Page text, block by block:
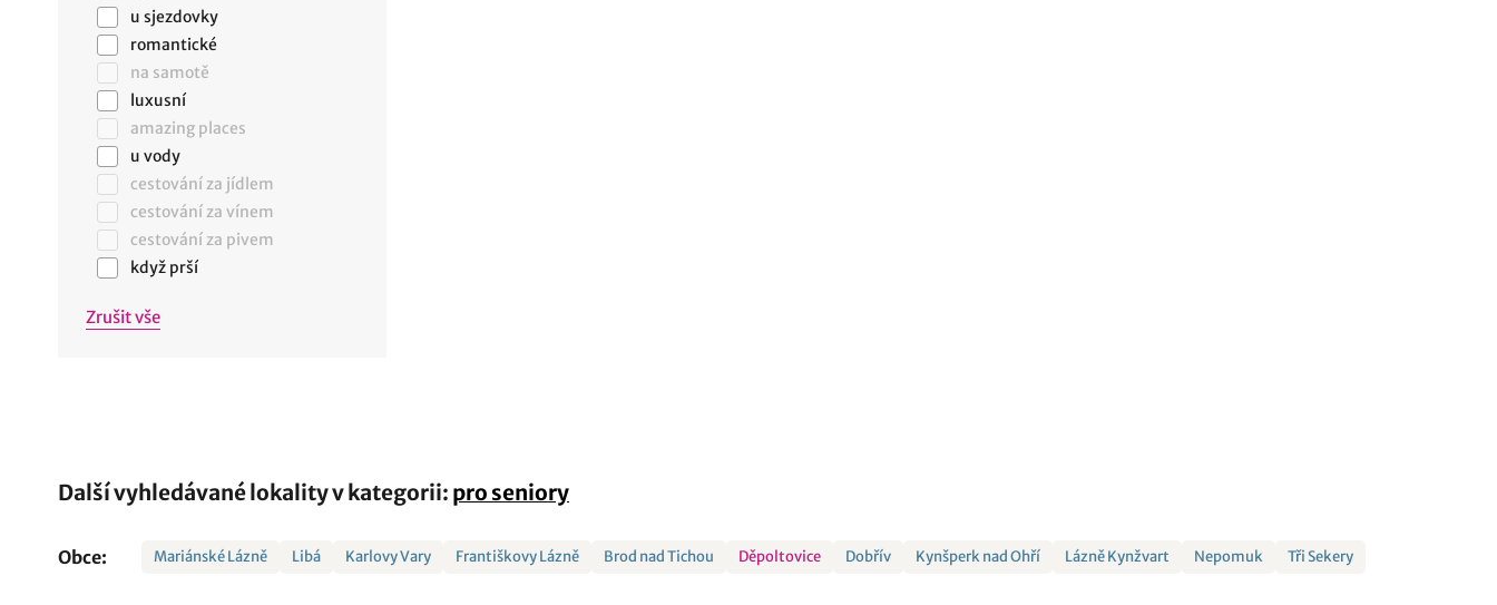
u sjezdovky
romantické
na samotě
luxusní
amazing places
u vody
cestování za jídlem
cestování za vínem
cestování za pivem
když prší
Zrušit vše
Další vyhledávané lokality v kategorii: pro seniory
Obce: Mariánské Lázně Libá Karlovy Vary Františkovy Lázně Brod nad Tichou Děpoltovice Dobřív Kynšperk nad Ohří Lázně Kynžvart Nepomuk Tři Sekery